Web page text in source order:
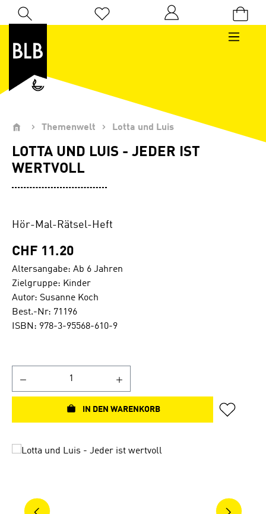
Zum Hauptinhalt springen
Du hast 0 Produkte auf dem Merkzettel
Themenwelt Lotta und Luis
LOTTA UND LUIS - JEDER IST
WERTVOLL
Hör-Mal-Rätsel-Heft
CHF 11.20
Altersangabe: Ab 6 Jahren
Zielgruppe: Kinder
Autor: Susanne Koch
Best.-Nr: 71196
ISBN: 978-3-95568-610-9
IN DEN WARENKORB
Bildergalerie überspringen